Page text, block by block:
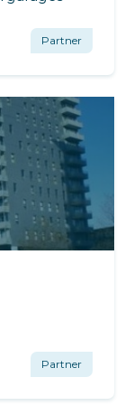
Partner
Partner